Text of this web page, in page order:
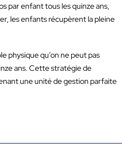
par enfant tous les quinze ans,
les enfants récupèrent la pleine
physique qu’on ne peut pas
ans. Cette stratégie de
une unité de gestion parfaite